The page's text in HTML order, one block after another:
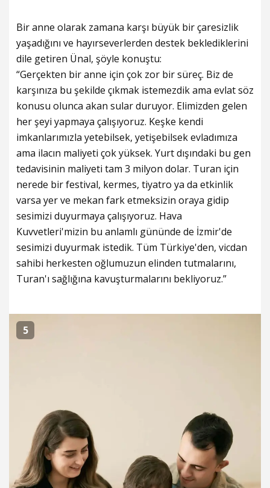
Bir anne olarak zamana karşı büyük bir çaresizlik
yaşadığını ve hayırseverlerden destek beklediklerini
dile getiren Ünal, şöyle konuştu:
“Gerçekten bir anne için çok zor bir süreç. Biz de
karşınıza bu şekilde çıkmak istemezdik ama evlat söz
konusu olunca akan sular duruyor. Elimizden gelen
her şeyi yapmaya çalışıyoruz. Keşke kendi
imkanlarımızla yetebilsek, yetişebilsek evladımıza
ama ilacın maliyeti çok yüksek. Yurt dışındaki bu gen
tedavisinin maliyeti tam 3 milyon dolar. Turan için
nerede bir festival, kermes, tiyatro ya da etkinlik
varsa yer ve mekan fark etmeksizin oraya gidip
sesimizi duyurmaya çalışıyoruz. Hava
Kuvvetleri'mizin bu anlamlı gününde de İzmir'de
sesimizi duyurmak istedik. Tüm Türkiye'den, vicdan
sahibi herkesten oğlumuzun elinden tutmalarını,
Turan'ı sağlığına kavuşturmalarını bekliyoruz.”
5